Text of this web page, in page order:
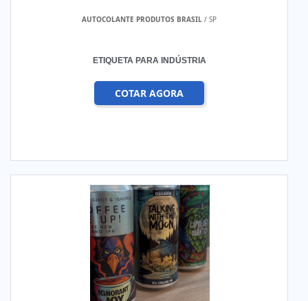
AUTOCOLANTE PRODUTOS BRASIL / SP
ETIQUETA PARA INDÚSTRIA
COTAR AGORA